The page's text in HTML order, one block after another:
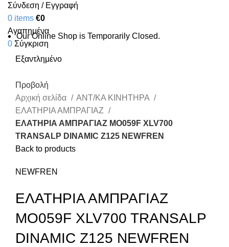
Σύνδεση / Εγγραφή
0 items €0
Αγαπημένα
0 Σύγκριση
Our Online Shop is Temporarily Closed.
Εξαντλημένο
Προβολή
Αρχική σελίδα
ΑΝΤ/ΚΑ ΚΙΝΗΤΗΡΑ
ΕΛΑΤΗΡΙΑ ΑΜΠΡΑΓΙΑΖ
ΕΛΑΤΗΡΙΑ ΑΜΠΡΑΓΙΑΖ MO059F XLV700
TRANSALP DINAMIC Z125 NEWFREN
Back to products
NEWFREN
ΕΛΑΤΗΡΙΑ ΑΜΠΡΑΓΙΑΖ
MO059F XLV700 TRANSALP
DINAMIC Z125 NEWFREN